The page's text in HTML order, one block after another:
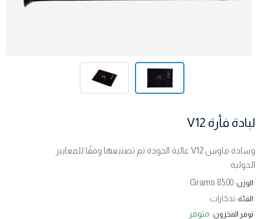
لبادة فأرة V12
وسادة ماوس V12 عالية الجودة تم تصنيعها وفقًا للمعايير
الدولية
الوزن: 85.00 Grams
الفئة:تذكارات
توفر المخزون: متوفر